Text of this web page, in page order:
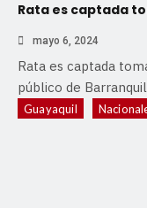
Rata es captada
mayo 6, 2024
Rata es captada
público de
Guayaquil